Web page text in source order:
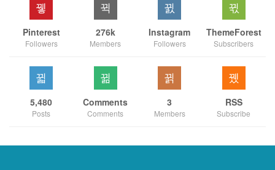
Pinterest
Followers
276k
Members
Instagram
Followers
ThemeForest
Subscribers
5,480
Posts
Comments
Comments
3
Members
RSS
Subscribe